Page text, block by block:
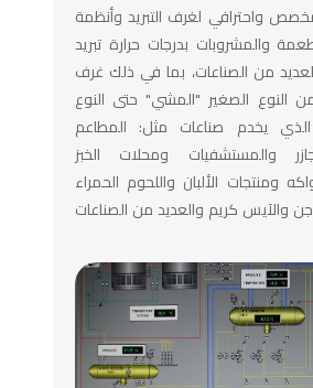
واحترافي لغرف التبريد وأنظمة
والمشروبات بدرجات حرارة تبريد
من الصناعات، بما في ذلك غرف
من النوع الصغير "المشي" حتى النوع
الذي يخدم صناعات مثل: المطاعم
والمستشفيات ومحلات الخبز
ومنتجات الألبان واللحوم الحمراء
والآيس كريم والعديد من الصناعات